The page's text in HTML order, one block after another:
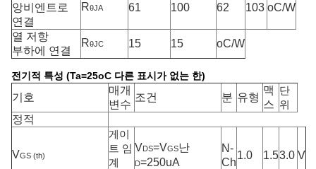
앙비엔트로
연결
RθJA 61 100 62 103 oC/W
열 저항
부하에 연결
RθJC 15 15 oC/W
전기적 특성 (Ta=25oC 다른 표시가 없는 한)
기호
매개
변수
조건 분 유형
맥
스
단
위
정적
VGS (th)
게이
트 임
계
VDS=VGS난
D=250uA
N-
Ch
1.0 1.53.0 V